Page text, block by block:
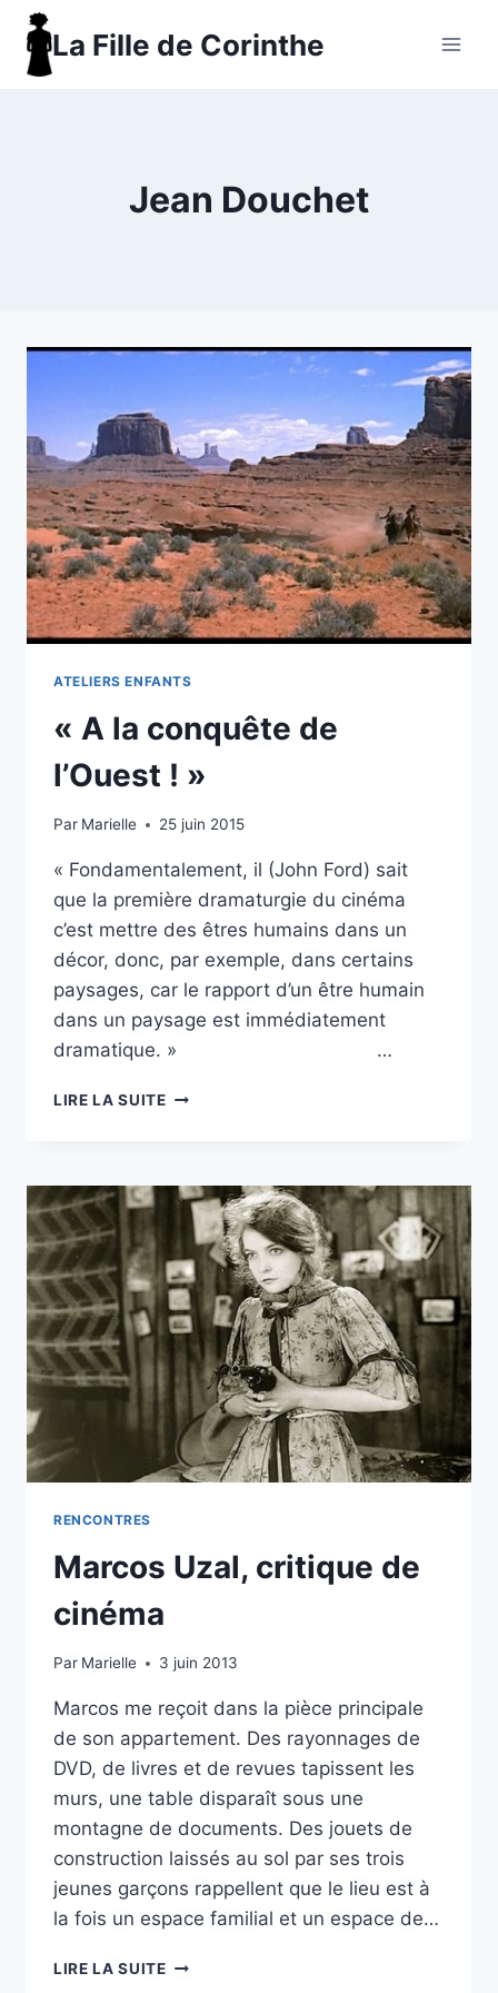
Aller
contenu
La Fille de Corinthe
Jean Douchet
ATELIERS ENFANTS
« A la conquête de
l’Ouest ! »
Par Marielle 25 juin 2015
« Fondamentalement, il (John Ford) sait
que la première dramaturgie du cinéma
c’est mettre des êtres humains dans un
décor, donc, par exemple, dans certains
paysages, car le rapport d’un être humain
dans un paysage est immédiatement
dramatique. » …
LIRE LA SUITE« A
L’OUEST
RENCONTRES
Marcos Uzal, critique de
cinéma
Par Marielle 3 juin 2013
Marcos me reçoit dans la pièce principale
de son appartement. Des rayonnages de
DVD, de livres et de revues tapissent les
murs, une table disparaît sous une
montagne de documents. Des jouets de
construction laissés au sol par ses trois
jeunes garçons rappellent que le lieu est à
la fois un espace familial et un espace de…
LIRE LA SUITEMARCOS